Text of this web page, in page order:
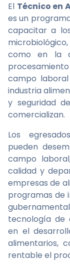
El Técnico en
es un
capacitar a
como en la
campo
industria
y seguridad
comercializan.
Los
pueden
campo
calidad y
empresas de
programas de
tecnología de
en el
alimentarios,
rentable el